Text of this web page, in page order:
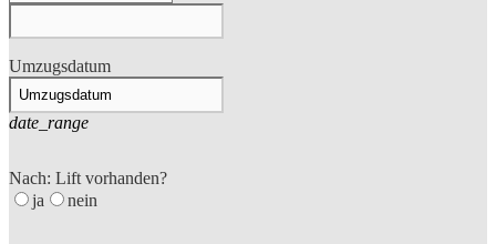
Umzugsdatum
date_range
Nach: Lift vorhanden?
ja
nein